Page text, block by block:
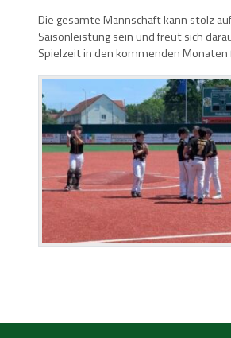
Die gesamte Mannschaft kann stolz
Saisonleistung sein und freut sich
Spielzeit in den kommenden